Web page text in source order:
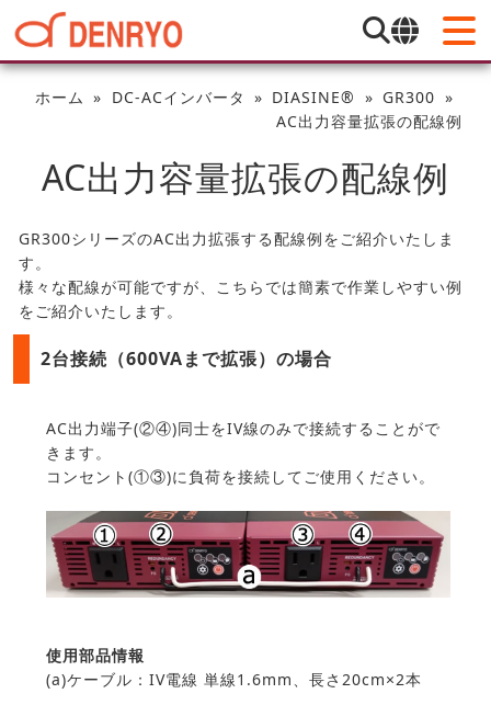
ホーム DC-ACインバータ DIASINE®
GR300
AC出力容量拡張の配線例
AC出力容量拡張の配線例
GR300シリーズのAC出力拡張する配線例をご紹介いたしま
す。
様々な配線が可能ですが、こちらでは簡素で作業しやすい例
をご紹介いたします。
2台接続（600VAまで拡張）の場合
AC出力端子(②④)同士をIV線のみで接続することがで
きます。
コンセント(①③)に負荷を接続してご使用ください。
使用部品情報
(a)ケーブル：IV電線 単線1.6mm、長さ20cm×2本